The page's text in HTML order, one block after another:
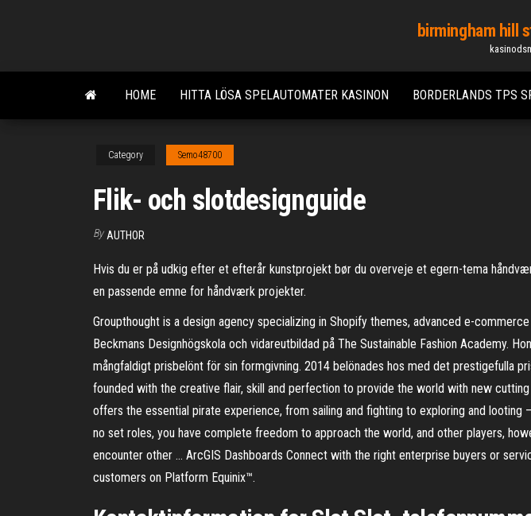
content
birmingham hill
HOME HITTA LÖSA SPELAUTOMATER KASINON BORDERLANDS TPS
Category Semo48700
Flik- och slotdesignguide
By AUTHOR
Hvis du er på udkig efter et efterår kunstprojekt bør du overveje et egern-tema
en passende emne for håndværk projekter.
Groupthought is a design agency specializing in Shopify themes, advanced e-
Beckmans Designhögskola och vidareutbildad på The Sustainable Fashion Academy.
mångfaldigt prisbelönt för sin formgivning. 2014 belönades hos med det prestigefulla
founded with the creative flair, skill and perfection to provide the world with new
offers the essential pirate experience, from sailing and fighting to exploring and
no set roles, you have complete freedom to approach the world, and other players,
encounter other … ArcGIS Dashboards Connect with the right enterprise buyers or
customers on Platform Equinix™.